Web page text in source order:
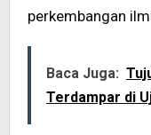
perkembangan
Baca Juga:
Terdampar di